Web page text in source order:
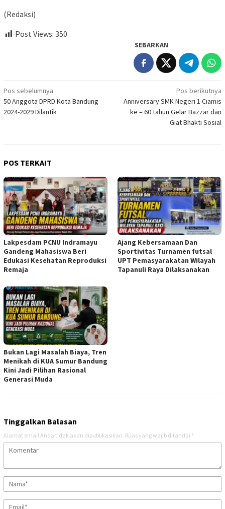
(Redaksi)
Post Views: 350
SEBARKAN
Navigasi
pos
Pos sebelumnya
50 Anggota DPRD Kota Bandung
2024-2029 Dilantik
Pos berikutnya
Anniversary SMK Negeri 1 Ciamis
ke – 60 tahun Gelar Bazzar dan
Giat Bhakti Sosial
POS TERKAIT
Lakpesdam PCNU Indramayu
Gandeng Mahasiswa Beri
Edukasi Kesehatan Reproduksi
Remaja
Ajang Kebersamaan Dan
Sportivitas Turnamen futsal
UPT Pemasyarakatan Wilayah
Tapanuli Raya Dilaksanakan
Bukan Lagi Masalah Biaya, Tren
Menikah di KUA Sumur Bandung
Kini Jadi Pilihan Rasional
Generasi Muda
Tinggalkan Balasan
Alamat email Anda tidak akan dipublikasikan. Ruas yang wajib ditandai *